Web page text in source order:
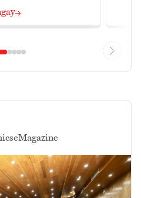
eMagazine